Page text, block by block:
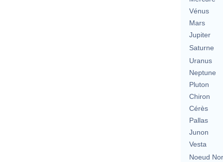
Vénus
Mars
Jupiter
Saturne
Uranus
Neptune
Pluton
Chiron
Cérès
Pallas
Junon
Vesta
Noeud